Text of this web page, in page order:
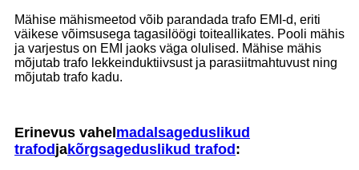
Mähise mähismeetod võib parandada trafo EMI-d, eriti
väikese võimsusega tagasilöögi toiteallikates. Pooli mähis
ja varjestus on EMI jaoks väga olulised. Mähise mähis
mõjutab trafo lekkeinduktiivsust ja parasiitmahtuvust ning
mõjutab trafo kadu.
Erinevus vahelmadalsageduslikud
trafodjakõrgsageduslikud trafod: